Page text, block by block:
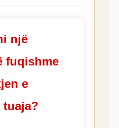
një
fuqishme
e
tuaja?